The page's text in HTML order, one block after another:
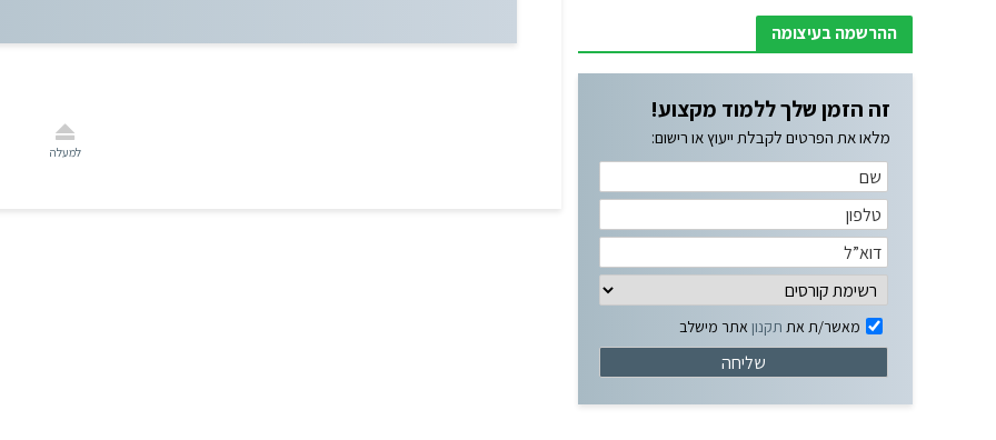
ההרשמה בעיצומה
זה הזמן שלך ללמוד מקצוע!
מלאו את הפרטים לקבלת ייעוץ או רישום:
מאשר/ת את תקנון אתר מישלב
למעלה